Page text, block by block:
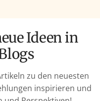
zu den neuesten
inspirieren und